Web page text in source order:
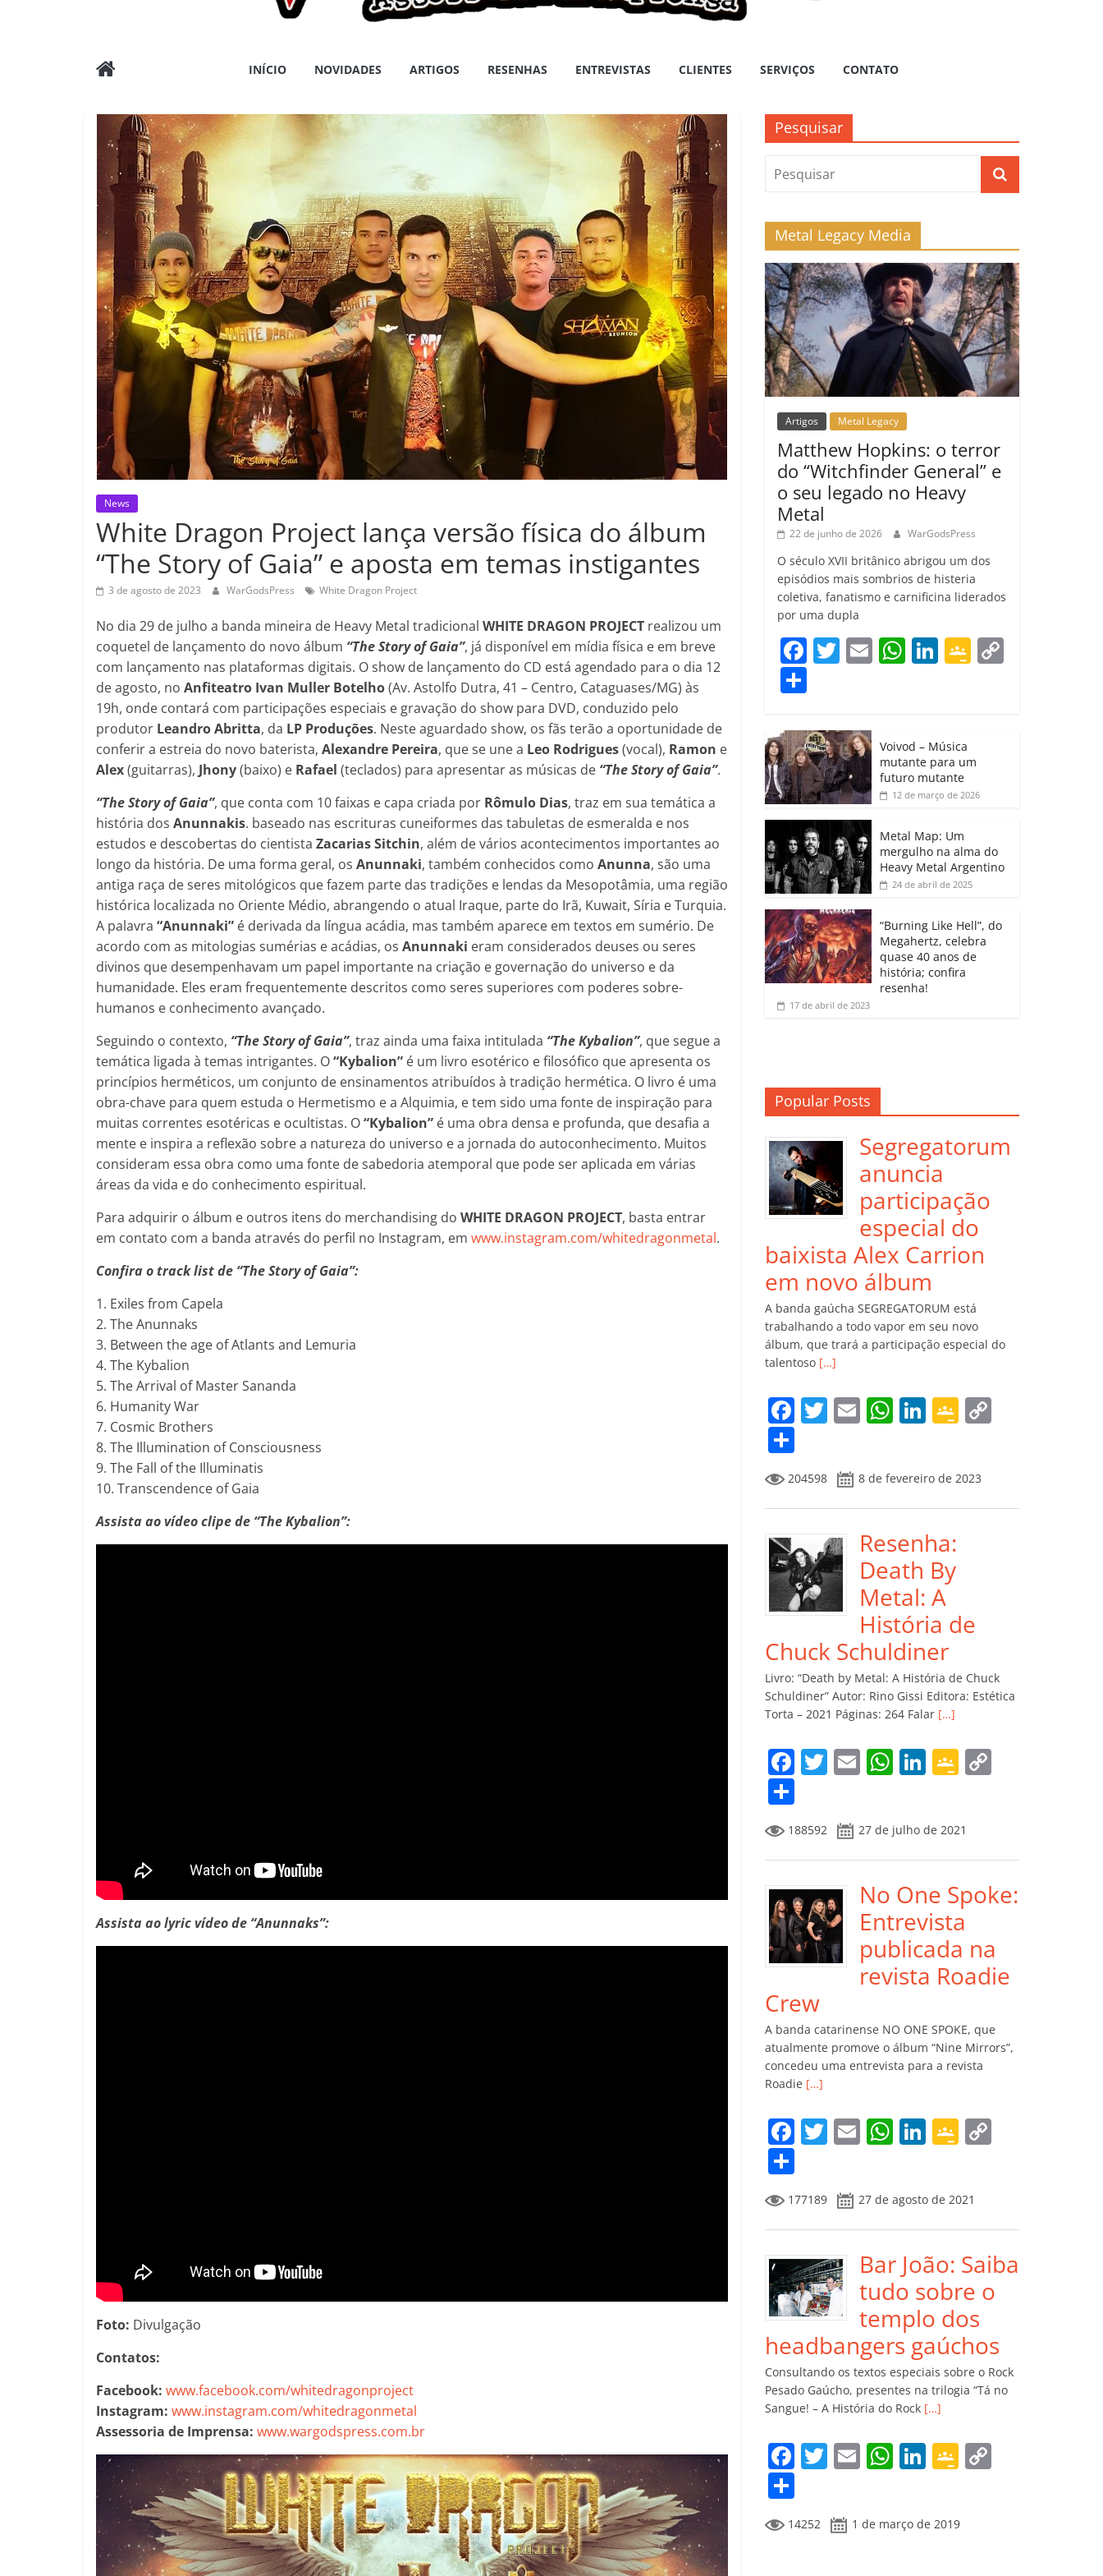
Wargods
Press
Assessoria
Conteúdos
INÍCIO NOVIDADES ARTIGOS RESENHAS ENTREVISTAS CLIENTES SERVIÇOS CONTATO
News
White Dragon Project lança versão física do álbum
“The Story of Gaia” e aposta em temas instigantes
3 de agosto de 2023 WarGodsPress White Dragon Project
No dia 29 de julho a banda mineira de Heavy Metal tradicional WHITE DRAGON PROJECT realizou um
coquetel de lançamento do novo álbum “The Story of Gaia”, já disponível em mídia física e em breve
com lançamento nas plataformas digitais. O show de lançamento do CD está agendado para o dia 12
de agosto, no Anfiteatro Ivan Muller Botelho(Av. Astolfo Dutra, 41 – Centro, Cataguases/MG) às
19h, onde contará com participações especiais e gravação do show para DVD, conduzido pelo
produtor Leandro Abritta, da LP Produções. Neste aguardado show, os fãs terão a oportunidade de
conferir a estreia do novo baterista, Alexandre Pereira, que se une a Leo Rodrigues(vocal), Ramon e
Alex(guitarras), Jhony(baixo) e Rafael (teclados) para apresentar as músicas de “The Story of Gaia”.
“The Story of Gaia”, que conta com 10 faixas e capa criada por Rômulo Dias, traz em sua temática a
história dos Anunnakis. baseado nas escrituras cuneiformes das tabuletas de esmeralda e nos
estudos e descobertas do cientista Zacarias Sitchin, além de vários acontecimentos importantes ao
longo da história. De uma forma geral, os Anunnaki, também conhecidos como Anunna, são uma
antiga raça de seres mitológicos que fazem parte das tradições e lendas da Mesopotâmia, uma região
histórica localizada no Oriente Médio, abrangendo o atual Iraque, parte do Irã, Kuwait, Síria e Turquia.
A palavra “Anunnaki” é derivada da língua acádia, mas também aparece em textos em sumério. De
acordo com as mitologias sumérias e acádias, os Anunnaki eram considerados deuses ou seres
divinos que desempenhavam um papel importante na criação e governação do universo e da
humanidade. Eles eram frequentemente descritos como seres superiores com poderes sobre-
humanos e conhecimento avançado.
Seguindo o contexto, “The Story of Gaia”, traz ainda uma faixa intitulada “The Kybalion”, que segue a
temática ligada à temas intrigantes. O“Kybalion” é um livro esotérico e filosófico que apresenta os
princípios herméticos, um conjunto de ensinamentos atribuídos à tradição hermética. O livro é uma
obra-chave para quem estuda o Hermetismo e a Alquimia, e tem sido uma fonte de inspiração para
muitas correntes esotéricas e ocultistas. O“Kybalion” é uma obra densa e profunda, que desafia a
mente e inspira a reflexão sobre a natureza do universo e a jornada do autoconhecimento. Muitos
consideram essa obra como uma fonte de sabedoria atemporal que pode ser aplicada em várias
áreas da vida e do conhecimento espiritual.
Para adquirir o álbum e outros itens do merchandising do WHITE DRAGON PROJECT, basta entrar
em contato com a banda através do perfil no Instagram, em www.instagram.com/whitedragonmetal.
Confira o track list de “The Story of Gaia”:
1. Exiles from Capela
2. The Anunnaks
3. Between the age of Atlants and Lemuria
4. The Kybalion
5. The Arrival of Master Sananda
6. Humanity War
7. Cosmic Brothers
8. The Illumination of Consciousness
9. The Fall of the Illuminatis
10. Transcendence of Gaia
Assista ao vídeo clipe de “The Kybalion”:
Assista ao lyric vídeo de “Anunnaks”:
Foto: Divulgação
Contatos:
Facebook: www.facebook.com/whitedragonproject
Instagram: www.instagram.com/whitedragonmetal
Assessoria de Imprensa: www.wargodspress.com.br
Pesquisar
Metal Legacy Media
Artigos Metal Legacy
Matthew Hopkins: o terror
do “Witchfinder General” e
o seu legado no Heavy
Metal
22 de junho de 2026 WarGodsPress
O século XVII britânico abrigou um dos
episódios mais sombrios de histeria
coletiva, fanatismo e carnificina liderados
por uma dupla
F
e
b
o
o
k
T
er
E W
A
p
p
Li
dI
n
G
e
a
ro
o
m
m
p
ar
til
h
ar
Voivod – Música
mutante para um
futuro mutante
12 de março de 2026
Metal Map: Um
mergulho na alma do
Heavy Metal Argentino
24 de abril de 2025
“Burning Like Hell”, do
Megahertz, celebra
quase 40 anos de
história; confira
resenha!
17 de abril de 2023
Popular Posts
Segregatorum
anuncia
participação
especial do
baixista Alex Carrion
em novo álbum
A banda gaúcha SEGREGATORUM está
trabalhando a todo vapor em seu novo
álbum, que trará a participação especial do
talentoso […]
F
e
b
o
o
k
T
itt
er
E
l
W
s
A
p
p
Li
e
dI
n
G
gl
e
ro
m
Li
o
m
p
ar
til
h
ar
204598 8 de fevereiro de 2023
Resenha:
Death By
Metal: A
História de
Chuck Schuldiner
Livro: “Death by Metal: A História de Chuck
Schuldiner” Autor: Rino Gissi Editora: Estética
Torta – 2021 Páginas: 264 Falar […]
F
e
b
o
o
k
T
itt
er
E
l
W
s
A
p
p
Li
e
dI
n
G
gl
e
Cl
a
ss
ro
m
Li
n
o
m
p
ar
til
h
ar
188592 27 de julho de 2021
No One Spoke:
Entrevista
publicada na
revista Roadie
Crew
A banda catarinense NO ONE SPOKE, que
atualmente promove o álbum “Nine Mirrors”,
concedeu uma entrevista para a revista
Roadie […]
F
e
b
o
o
k
T
itt
er
E
l
W
s
A
p
p
Li
e
dI
n
G
gl
e
Cl
a
ss
ro
o
m
Li
n
k
o
m
p
ar
til
h
ar
177189 27 de agosto de 2021
Bar João: Saiba
tudo sobre o
templo dos
headbangers gaúchos
Consultando os textos especiais sobre o Rock
Pesado Gaúcho, presentes na trilogia “Tá no
Sangue! – A História do Rock […]
F
e
T
itt
er
E
l
W
s
Li
e
G
gl
o
m
14252 1 de março de 2019